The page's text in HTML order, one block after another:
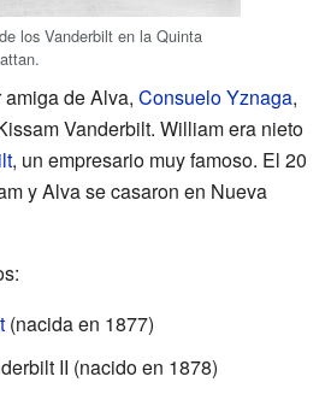
los Vanderbilt en la Quinta
de Alva, Consuelo Yznaga,
Vanderbilt. William era nieto
, un empresario muy famoso. El 20
y Alva se casaron en Nueva
(nacida en 1877)
II (nacido en 1878)